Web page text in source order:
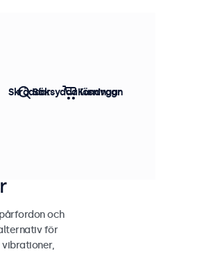
och
för
Skräddarsydda lösningar
Sök Kundvagn